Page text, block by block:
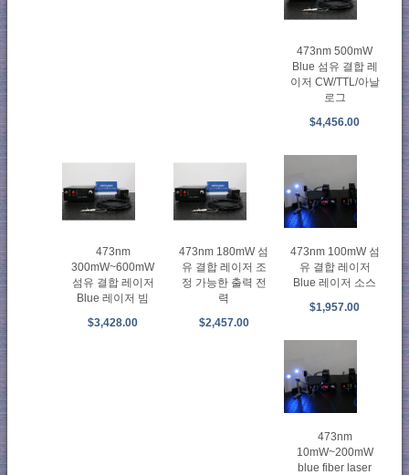
473nm 500mW
Blue 섬유 결합 레
이저 CW/TTL/아날
로그
$4,456.00
473nm
300mW~600mW
섬유 결합 레이저
Blue 레이저 빔
$3,428.00
473nm 180mW 섬
유 결합 레이저 조
정 가능한 출력 전
력
$2,457.00
473nm 100mW 섬
유 결합 레이저
Blue 레이저 소스
$1,957.00
473nm
10mW~200mW
blue fiber laser